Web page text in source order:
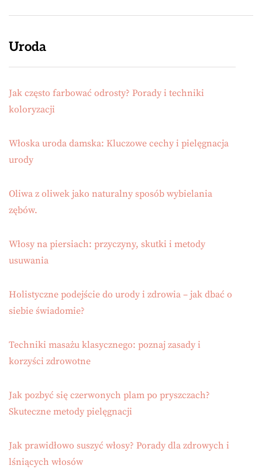
Uroda
Jak często farbować odrosty? Porady i techniki
koloryzacji
Włoska uroda damska: Kluczowe cechy i pielęgnacja
urody
Oliwa z oliwek jako naturalny sposób wybielania
zębów.
Włosy na piersiach: przyczyny, skutki i metody
usuwania
Holistyczne podejście do urody i zdrowia – jak dbać o
siebie świadomie?
Techniki masażu klasycznego: poznaj zasady i
korzyści zdrowotne
Jak pozbyć się czerwonych plam po pryszczach?
Skuteczne metody pielęgnacji
Jak prawidłowo suszyć włosy? Porady dla zdrowych i
lśniących włosów